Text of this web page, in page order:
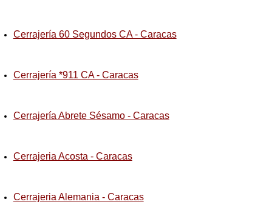
Cerrajería 60 Segundos CA - Caracas
Cerrajería *911 CA - Caracas
Cerrajería Abrete Sésamo - Caracas
Cerrajeria Acosta - Caracas
Cerrajeria Alemania - Caracas